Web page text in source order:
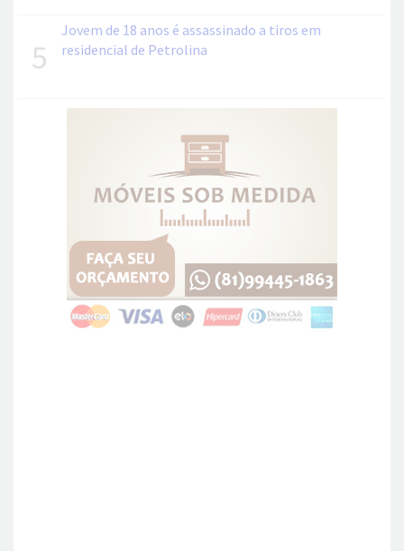
5
Jovem de 18 anos é assassinado a tiros em
residencial de Petrolina